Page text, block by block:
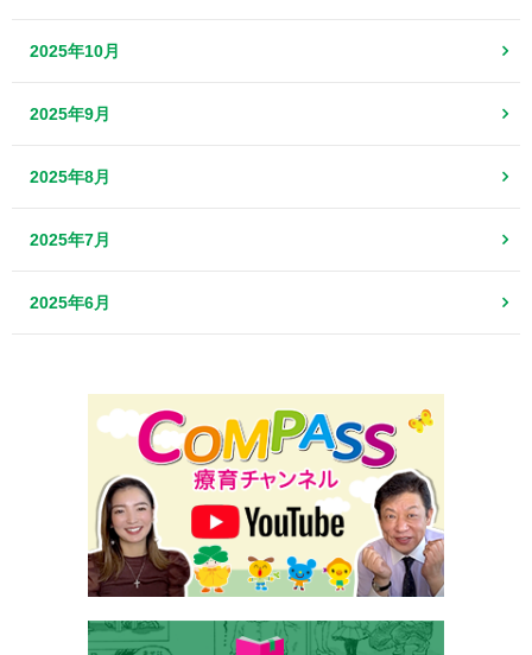
2025年10月
2025年9月
2025年8月
2025年7月
2025年6月